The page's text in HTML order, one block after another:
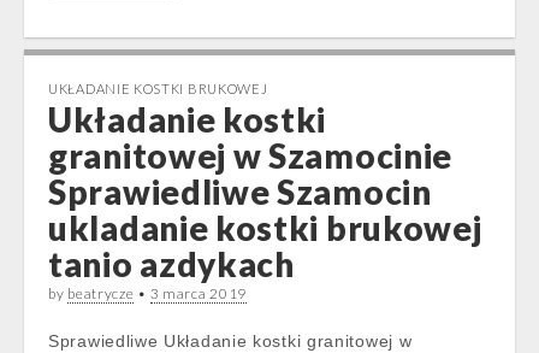
UKŁADANIE KOSTKI BRUKOWEJ
Układanie kostki
granitowej w Szamocinie
Sprawiedliwe Szamocin
ukladanie kostki brukowej
tanio azdykach
by beatrycze • 3 marca 2019
Sprawiedliwe Układanie kostki granitowej w